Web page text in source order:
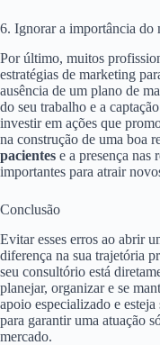
6. Ignorar a importância do
Por último, muitos
estratégias de marketing
ausência de um plano de
do seu trabalho e a
investir em ações que
na construção de uma boa
pacientes e a presença nas
importantes para atrair
Conclusão
Evitar esses erros ao abrir
diferença na sua trajetória
seu consultório está
planejar, organizar e se
apoio especializado e
para garantir uma atuação
mercado.